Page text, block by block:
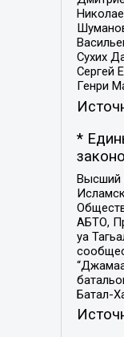
Сухих
Сергей
Генри
*
Высший
АБТО,
уа
Батал-